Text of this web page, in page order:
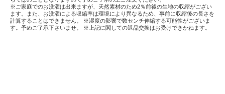
※ご家庭でのお洗濯は出来ますが、天然素材のため2％前後の生地の収縮がござい
ます。また、お洗濯による収縮率は環境により異なるため、事前に収縮後の長さを
計算することはできません。 ※湿度の影響で数センチ伸縮する可能性がございま
す。予めご了承下さいませ。 ※上記に関しての返品交換はお受けできかねます。